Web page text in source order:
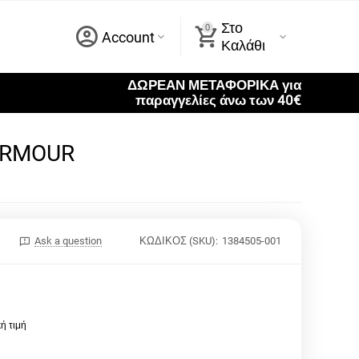
Account
0
Στο
Καλάθι
ΔΩΡΕΑΝ ΜΕΤΑΦΟΡΙΚΑ για
παραγγελίες άνω των 40€
Ask a question ΚΩΔΙΚΟΣ (SKU): 1384505-001